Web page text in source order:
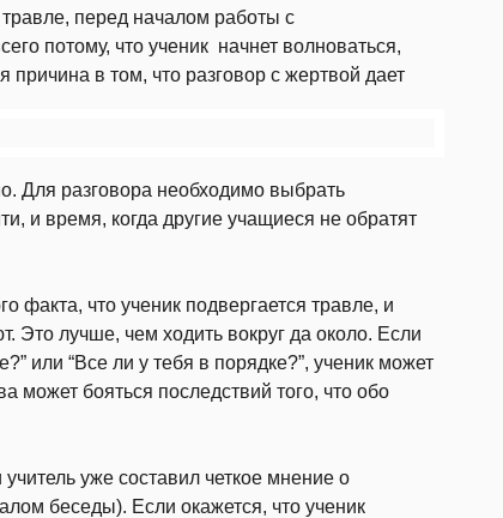
перед началом работы с
потому, что ученик начнет волноваться,
причина в том, что разговор с жертвой дает
Для разговора необходимо выбрать
и время, когда другие учащиеся не обратят
факта, что ученик подвергается травле, и
Это лучше, чем ходить вокруг да около. Если
или “Все ли у тебя в порядке?”, ученик может
может бояться последствий того, что обо
уже составил четкое мнение о
беседы). Если окажется, что ученик